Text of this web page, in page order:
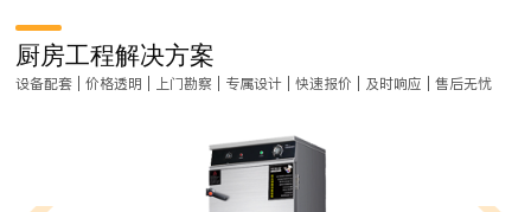
厨房工程解决方案
设备配套 | 价格透明 | 上门勘察 | 专属设计 | 快速报价 | 及时响应 | 售后无忧